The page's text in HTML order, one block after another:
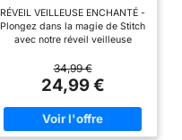
RÉVEIL VEILLEUSE ENCHANTÉ -
Plongez dans la magie de Stitch
avec notre réveil veilleuse
s'illuminer lorsque vous
appuyez, créant une expérience
captivante. ÉCRAN LCD AMI DU
SOMMEIL - Choisissez entre
éteindre ou laisser allumé
l'écran LCD pendant la nuit,
34,99 €
24,99 €